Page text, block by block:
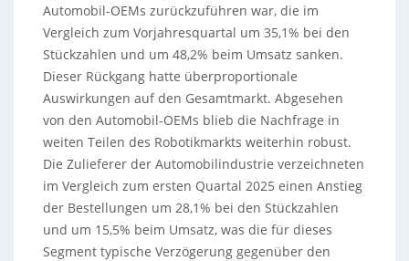
Automobil-OEMs zurückzuführen war, die im
Vergleich zum Vorjahresquartal um 35,1% bei den
Stückzahlen und um 48,2% beim Umsatz sanken.
Dieser Rückgang hatte überproportionale
Auswirkungen auf den Gesamtmarkt. Abgesehen
von den Automobil-OEMs blieb die Nachfrage in
weiten Teilen des Robotikmarkts weiterhin robust.
Die Zulieferer der Automobilindustrie verzeichneten
im Vergleich zum ersten Quartal 2025 einen Anstieg
der Bestellungen um 28,1% bei den Stückzahlen
und um 15,5% beim Umsatz, was die für dieses
Segment typische Verzögerung gegenüber den